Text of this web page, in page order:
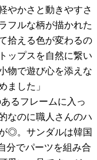
やかさと動きやすさ
フルな柄が描かれた
拾える色が変わるの
ップスを自然に繋い
物で遊び心を添えな
ました」
あるフレームに入っ
なのに職人さんのハ
◎。サンダルは韓国
分でパーツを組み合